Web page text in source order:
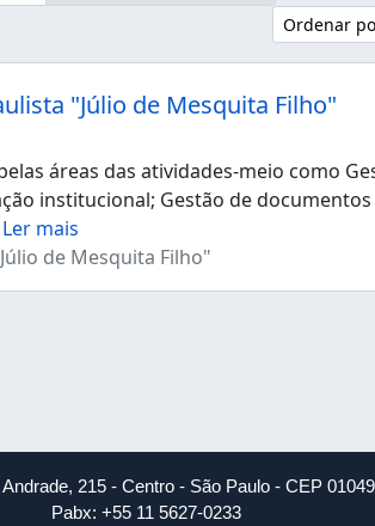
Ordenar
"Júlio de Mesquita Filho"
áreas das atividades-meio como
institucional; Gestão de
Ler mais
de Mesquita Filho"
215 - Centro - São Paulo - CEP
Pabx: +55 11 5627-0233